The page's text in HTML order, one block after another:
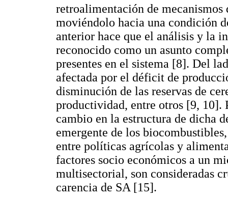
retroalimentación de mecanismos
moviéndolo hacia una condición
anterior hace que el análisis y la
reconocido como un asunto
presentes en el sistema [8]. Del
afectada por el déficit de
disminución de las reservas de
productividad, entre otros [9, 10].
cambio en la estructura de dicha
emergente de los
entre políticas agrícolas y
factores socio económicos a un
multisectorial, son consideradas
carencia de SA [15].